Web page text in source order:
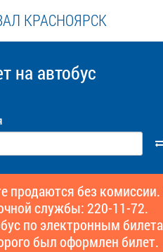
КРАСНОЯРСК
на автобус
продаются без
службы: 220-11-72.
по электронным
был оформлен билет.